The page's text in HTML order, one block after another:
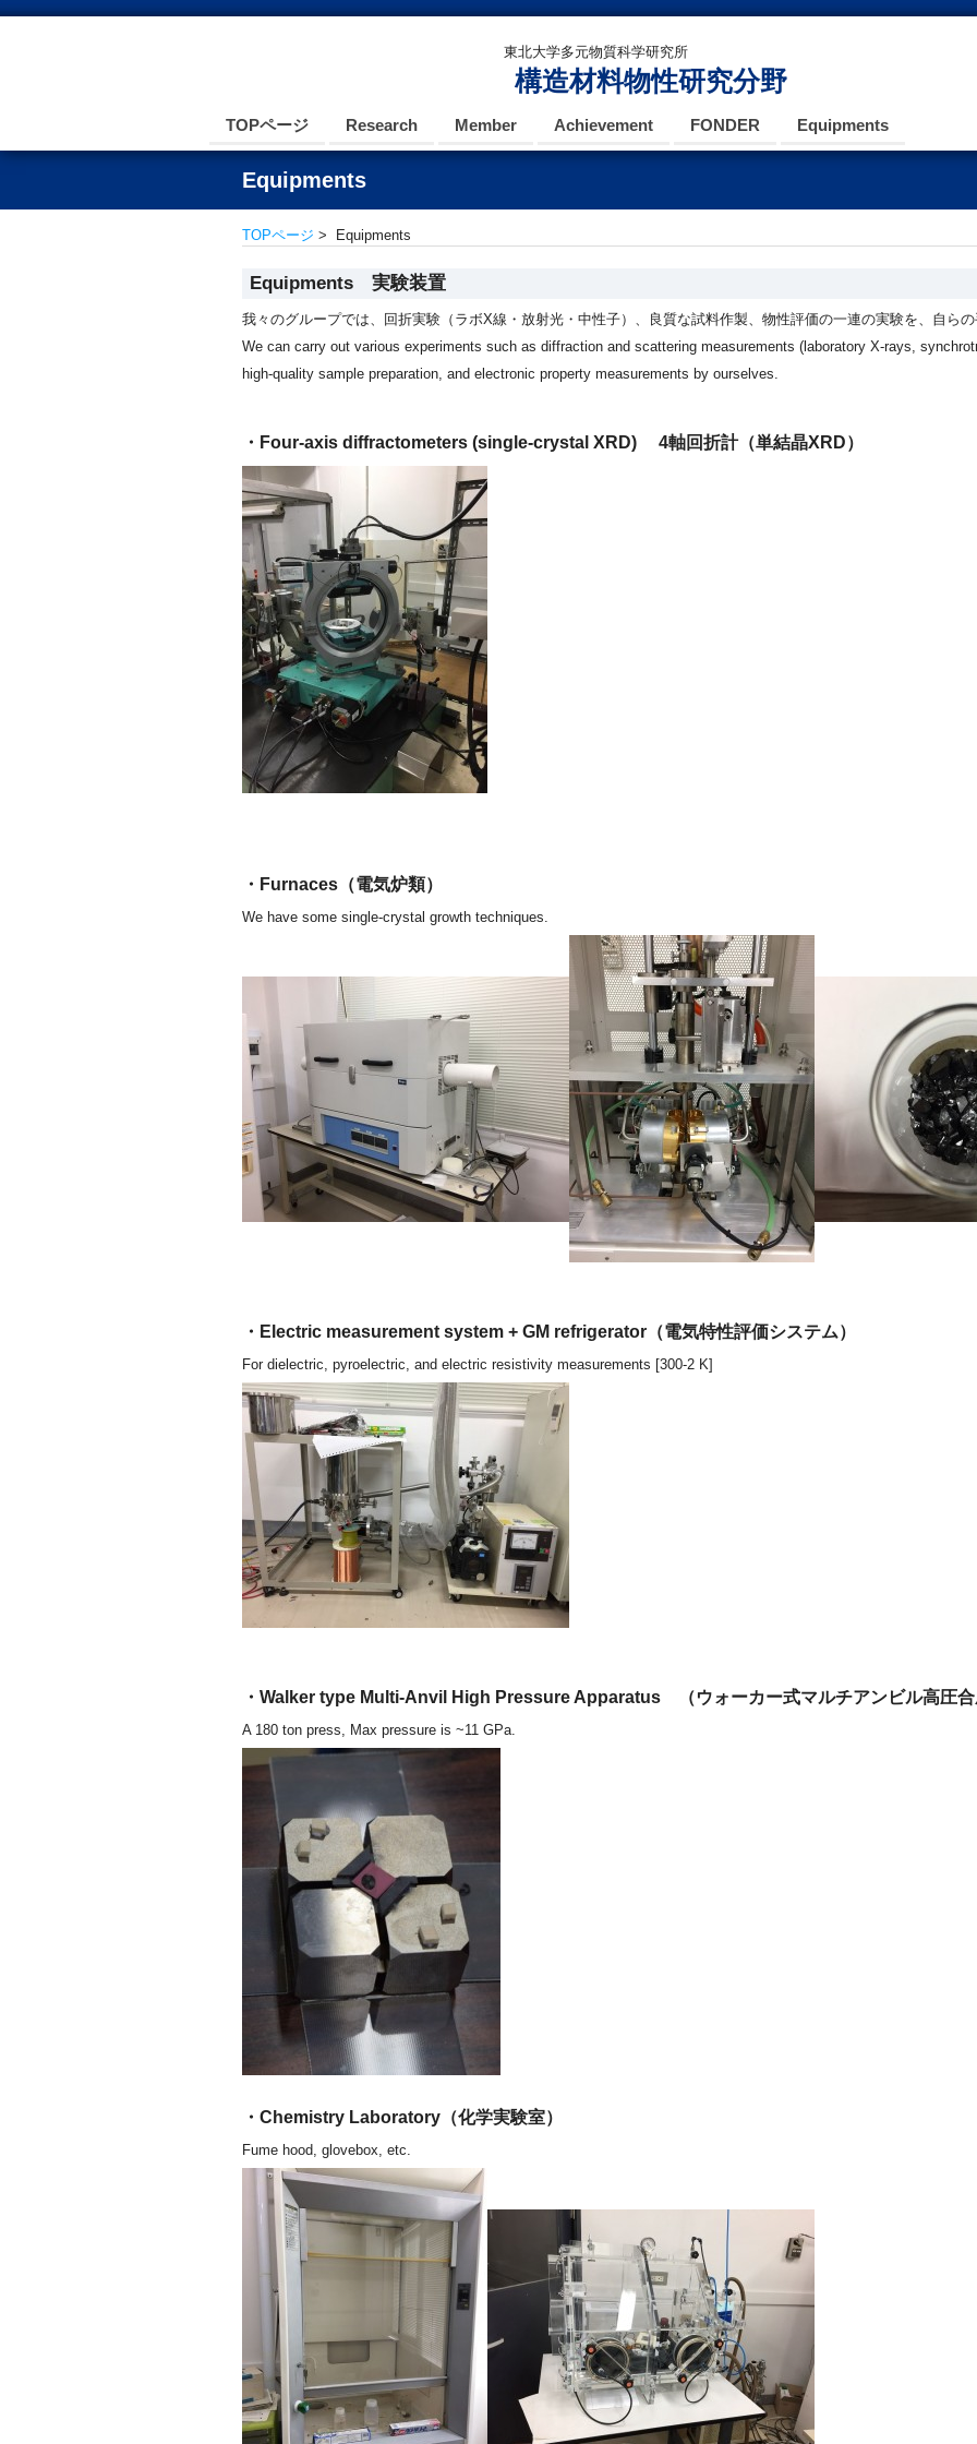
東北大学多元物質科学研究所
構造材料物性研究分野
TOPページ Research Member Achievement FONDER Equipments
Equipments
TOPページ > Equipments
Equipments 実験装置
我々のグループでは、回折実験（ラボX線・放射光・中性子）、良質な試料作製、物性評価の一連の実験を、自らの
We can carry out various experiments such as diffraction and scattering measurements (laboratory X-rays,
high-quality sample preparation, and electronic property measurements by ourselves.
・Four-axis diffractometers (single-crystal XRD) 4軸回折計（単結晶XRD）
・Furnaces（電気炉類）
We have some single-crystal growth techniques.
・Electric measurement system + GM refrigerator（電気特性評価システム）
For dielectric, pyroelectric, and electric resistivity measurements [300-2 K]
・Walker type Multi-Anvil High Pressure Apparatus （ウォーカー式マルチアンビル高圧合
A 180 ton press, Max pressure is ~11 GPa.
・Chemistry Laboratory（化学実験室）
Fume hood, glovebox, etc.